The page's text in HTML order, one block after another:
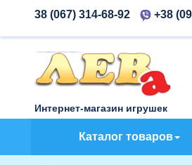
38 (067) 314-68-92 +38
Интернет-магазин игрушек
Каталог товаров